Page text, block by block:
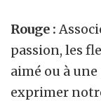
Rouge :
passion, les
aimé ou à
exprimer